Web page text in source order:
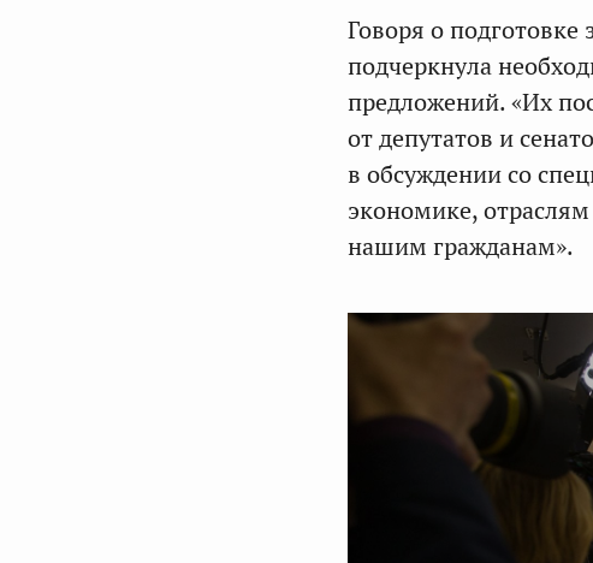
Говоря о подготовке
подчеркнула
предложений. «Их
от депутатов и
в обсуждении со
экономике,
нашим гражданам».